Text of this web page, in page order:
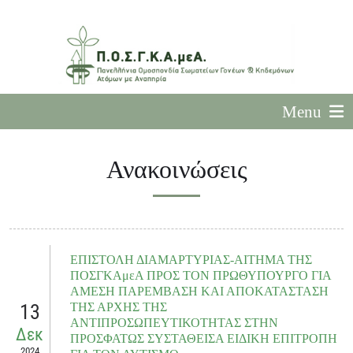
Menu
Ανακοινώσεις
13
Δεκ
ΕΠΙΣΤΟΛΗ ΔΙΑΜΑΡΤΥΡΙΑΣ-ΑΙΤΗΜΑ ΤΗΣ
ΠΟΣΓΚΑμεΑ ΠΡΟΣ ΤΟΝ ΠΡΩΘΥΠΟΥΡΓΟ ΓΙΑ
ΑΜΕΣΗ ΠΑΡΕΜΒΑΣΗ ΚΑΙ ΑΠΟΚΑΤΑΣΤΑΣΗ
ΤΗΣ ΑΡΧΗΣ ΤΗΣ
ΑΝΤΙΠΡΟΣΩΠΕΥΤΙΚΟΤΗΤΑΣ ΣΤΗΝ
ΠΡΟΣΦΑΤΩΣ ΣΥΣΤΑΘΕΙΣΑ ΕΙΔΙΚΗ ΕΠΙΤΡΟΠΗ